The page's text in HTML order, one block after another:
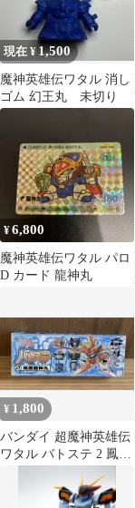
現在 ¥1,500
魔神英雄伝ワタル 消し
ゴム 幻王丸 未切り
¥6,800
魔神英雄伝ワタル パロ
D カード 龍神丸
¥ 1,800
バンダイ 超魔神英雄伝
ワタル バトステ 2 鳳凰